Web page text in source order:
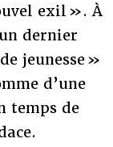
exil ». À
dernier
jeunesse »
d’une
temps de